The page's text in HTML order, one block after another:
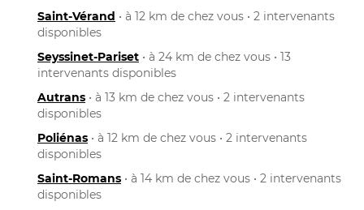
Saint-Vérand • à 12 km de chez vous • 2 intervenants
disponibles
Seyssinet-Pariset • à 24 km de chez vous • 13
intervenants disponibles
Autrans • à 13 km de chez vous • 2 intervenants
disponibles
Poliénas • à 12 km de chez vous • 2 intervenants
disponibles
Saint-Romans • à 14 km de chez vous • 2 intervenants
disponibles